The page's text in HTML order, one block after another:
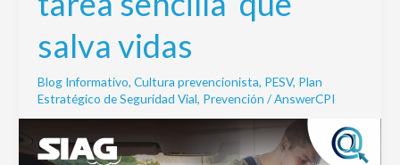
salva vidas
Blog Informativo, Cultura prevencionista, PESV, Plan
Estratégico de Seguridad Vial, Prevención /AnswerCPI
que
salva